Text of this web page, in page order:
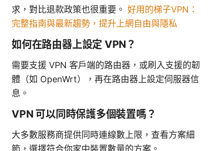
求，對比退款政策也很重要。 好用的梯子VPN：
完整指南與最新趨勢，提升上網自由與隱私
如何在路由器上設定 VPN？
需要支援 VPN 客戶端的路由器，或刷入支援的韌
體（如 OpenWrt），再在路由器上設定伺服器信
息。
VPN 可以同時保護多個裝置嗎？
大多數服務商提供同時連線數上限，查看方案細